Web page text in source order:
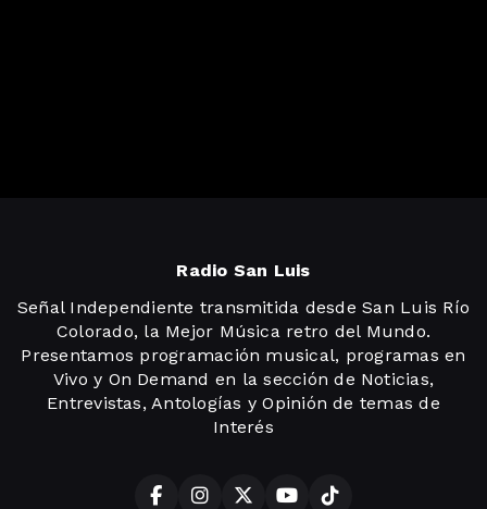
Radio San Luis
Señal Independiente transmitida desde San Luis Río
Colorado, la Mejor Música retro del Mundo.
Presentamos programación musical, programas en
Vivo y On Demand en la sección de Noticias,
Entrevistas, Antologías y Opinión de temas de
Interés